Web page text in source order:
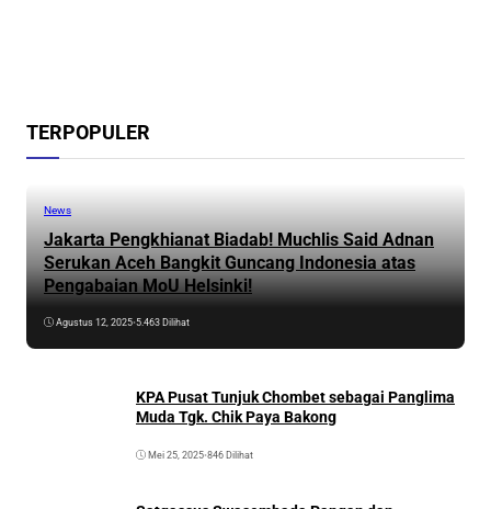
TERPOPULER
News
Jakarta Pengkhianat Biadab! Muchlis Said Adnan
Serukan Aceh Bangkit Guncang Indonesia atas
Pengabaian MoU Helsinki!
Agustus 12, 2025•5.463 Dilihat
KPA Pusat Tunjuk Chombet sebagai Panglima
Muda Tgk. Chik Paya Bakong
Mei 25, 2025•846 Dilihat